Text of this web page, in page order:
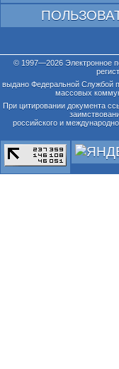
© 1997—2026 Электронное
выдано Федеральной Службой
массовых
При цитировании документа
российского и